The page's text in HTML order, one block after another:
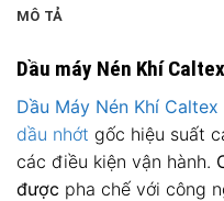
MÔ TẢ
Dầu máy Nén Khí
Dầu Máy Nén Khí Caltex
dầu nhớt gốc hiệu suất
các điều kiện vận hành.
được pha chế với công